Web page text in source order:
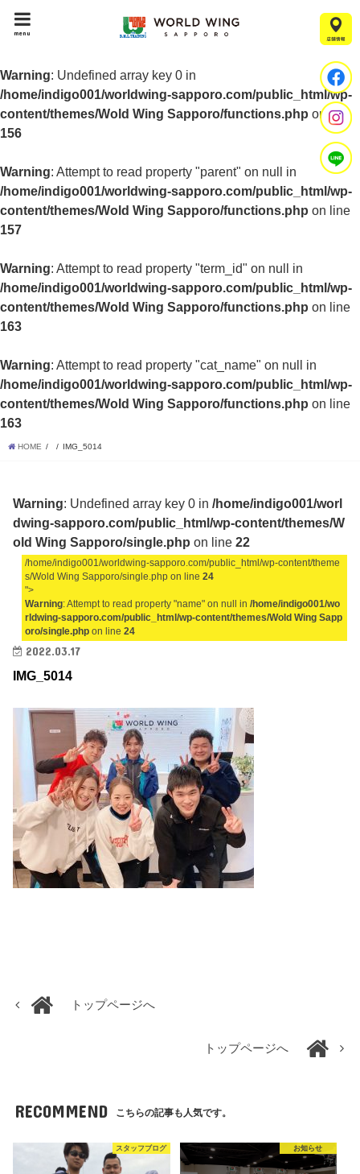
menu
Warning: Undefined array key 0 in
/home/indigo001/worldwing-sapporo.com/public_html/wp-
content/themes/Wold Wing Sapporo/functions.php on line
156
Warning: Attempt to read property "parent" on null in
/home/indigo001/worldwing-sapporo.com/public_html/wp-
content/themes/Wold Wing Sapporo/functions.php on line
157
Warning: Attempt to read property "term_id" on null in
/home/indigo001/worldwing-sapporo.com/public_html/wp-
content/themes/Wold Wing Sapporo/functions.php on line
163
Warning: Attempt to read property "cat_name" on null in
/home/indigo001/worldwing-sapporo.com/public_html/wp-
content/themes/Wold Wing Sapporo/functions.php on line
163
HOME IMG_5014
Warning: Undefined array key 0 in/home/indigo001/worl
dwing-sapporo.com/public_html/wp-content/themes/W
old Wing Sapporo/single.php on line22
/home/indigo001/worldwing-sapporo.com/public_html/wp-content/theme
s/Wold Wing Sapporo/single.php on line24
">
Warning: Attempt to read property "name" on null in/home/indigo001/wo
rldwing-sapporo.com/public_html/wp-content/themes/Wold Wing Sapp
oro/single.php on line24
2022.03.17
IMG_5014
トップページへ
トップページへ
RECOMMEND こちらの記事も人気です。
スタッフブログ お知らせ